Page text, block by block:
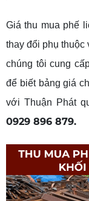
Giá thu mua phế
thay đổi phụ thuộc
chúng tôi cung
để biết bảng giá
với Thuận Phát
0929 896 879.